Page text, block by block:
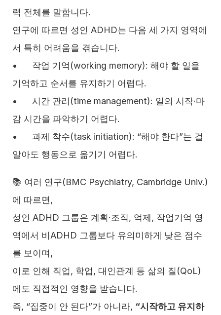
력 전체를 말합니다.
연구에 따르면 성인 ADHD는 다음 세 가지 영역에
서 특히 어려움을 겪습니다.
•	작업 기억(working memory): 해야 할 일을
기억하고 순서를 유지하기 어렵다.
•	시간 관리(time management): 일의 시작·마
감 시간을 파악하기 어렵다.
•	과제 착수(task initiation): “해야 한다”는 걸
알아도 행동으로 옮기기 어렵다.
📚 여러 연구(BMC Psychiatry, Cambridge Univ.)
에 따르면,
성인 ADHD 그룹은 계획·조직, 억제, 작업기억 영
역에서 비ADHD 그룹보다 유의미하게 낮은 점수
를 보이며,
이로 인해 직업, 학업, 대인관계 등 삶의 질(QoL)
에도 직접적인 영향을 받습니다.
즉, “집중이 안 된다”가 아니라, “시작하고 유지하